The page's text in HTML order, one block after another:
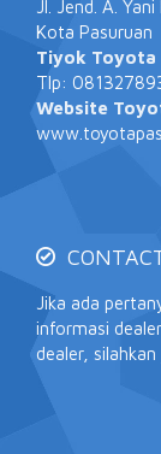
Jl. Jend. A.
Kota Pasuruan
Tiyok Toyota
Tlp:
Website
Jika ada
informasi
dealer,